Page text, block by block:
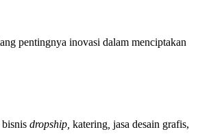
pentingnya inovasi dalam menciptakan
dropship, katering jasa desain grafis,